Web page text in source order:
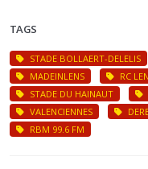
TAGS
STADE BOLLAERT-DELELIS
MADEINLENS
RC
STADE DU HAINAUT
VALENCIENNES
RBM 99.6 FM